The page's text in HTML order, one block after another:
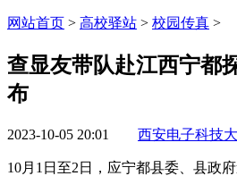
网站首页 > 高校驿站 > 校园传真 >
查显友带队赴江西宁都
布
2023-10-05 20:01 西安电子科技
10月1日至2日，应宁都县委、县政